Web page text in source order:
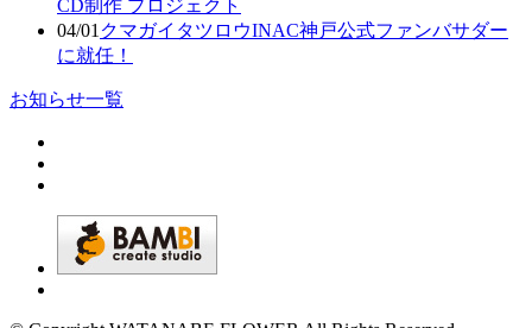
CD制作 プロジェクト
04/01 クマガイタツロウINAC神戸公式ファンバサダー
に就任！
お知らせ一覧